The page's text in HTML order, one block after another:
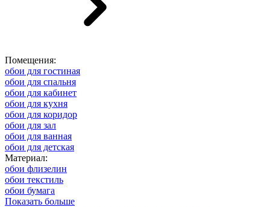
Помещения:
обои для гостиная
обои для спальня
обои для кабинет
обои для кухня
обои для коридор
обои для зал
обои для ванная
обои для детская
Материал:
обои флизелин
обои текстиль
обои бумага
Показать больше